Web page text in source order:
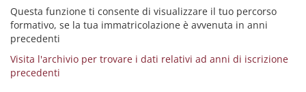
Questa funzione ti consente di visualizzare il tuo percorso
formativo, se la tua immatricolazione è avvenuta in anni
precedenti
Visita l'archivio per trovare i dati relativi ad anni di iscrizione
precedenti